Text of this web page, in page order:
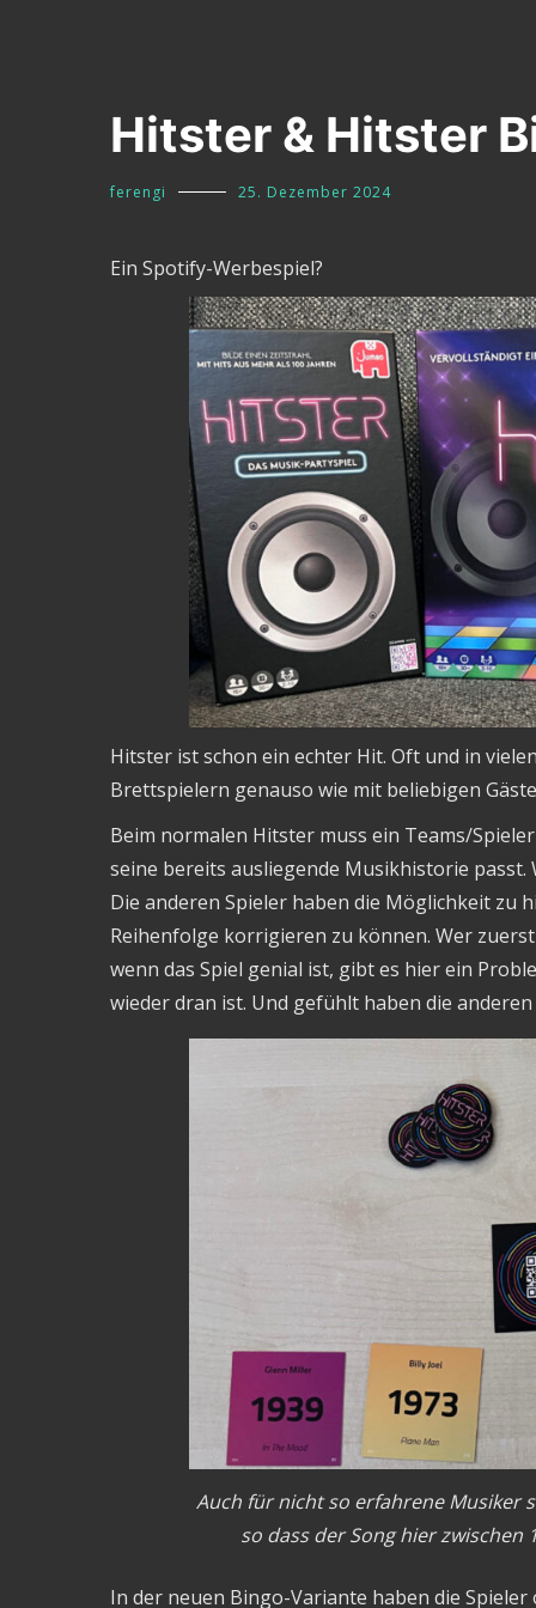
Hitster & Hitster
ferengi 25. Dezember 2024
Ein Spotify-Werbespiel?
Hitster ist schon ein echter Hit. Oft und in
Brettspielern genauso wie mit beliebigen
Beim normalen Hitster muss ein Teams/
seine bereits ausliegende Musikhistorie
Die anderen Spieler haben die Möglichkeit zu
Reihenfolge korrigieren zu können. Wer
wenn das Spiel genial ist, gibt es hier ein
wieder dran ist. Und gefühlt haben die
Auch für nicht so erfahrene Musiker
so dass der Song hier
In der neuen Bingo-Variante haben die